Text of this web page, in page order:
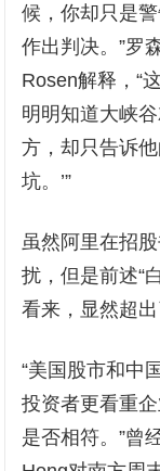
候，你却只是
作出判决。”罗
Rosen解释，“
明明知道大峡
方，却只告诉
坑。’”
虽然阿里在招
扰，但是前述“
看来，显然超出
“美国股市和中
投资者更看重
是否相符。”曾